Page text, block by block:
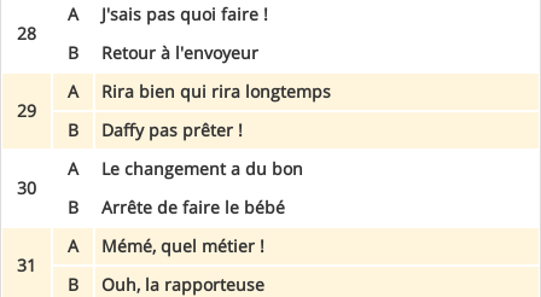
28
A
J'sais pas quoi faire !
B
Retour à l'envoyeur
29
A
Rira bien qui rira longtemps
B
Daffy pas prêter !
30
A
Le changement a du bon
B
Arrête de faire le bébé
31
A
Mémé, quel métier !
B
Ouh, la rapporteuse